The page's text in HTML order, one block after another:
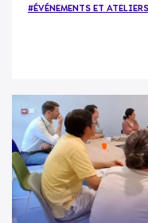
#ÉVÉNEMENTS ET ATELIERS